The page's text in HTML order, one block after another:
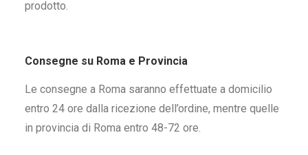
prodotto.
Consegne su Roma e Provincia
Le consegne a Roma saranno effettuate a domicilio
entro 24 ore dalla ricezione dell’ordine, mentre quelle
in provincia di Roma entro 48-72 ore.